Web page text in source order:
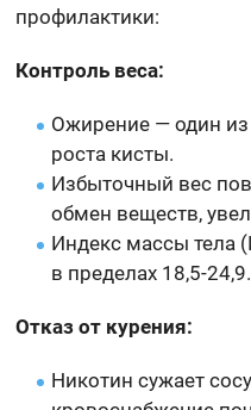
профилактики:
Контроль веса:
Ожирение — один
роста кисты.
Избыточный вес
обмен веществ,
Индекс массы тела
в пределах 18,5-24,9.
Отказ от курения:
Никотин сужает